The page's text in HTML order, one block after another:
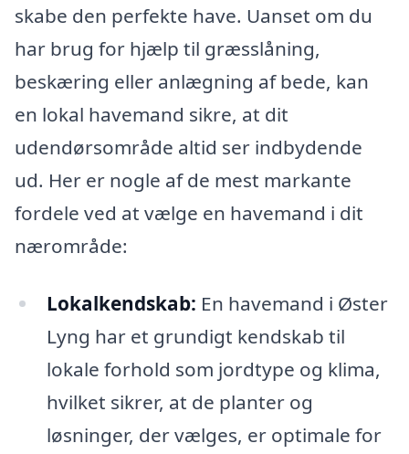
skabe den perfekte have. Uanset om du
har brug for hjælp til græsslåning,
beskæring eller anlægning af bede, kan
en lokal havemand sikre, at dit
udendørsområde altid ser indbydende
ud. Her er nogle af de mest markante
fordele ved at vælge en havemand i dit
nærområde:
Lokalkendskab: En havemand i Øster
Lyng har et grundigt kendskab til
lokale forhold som jordtype og klima,
hvilket sikrer, at de planter og
løsninger, der vælges, er optimale for